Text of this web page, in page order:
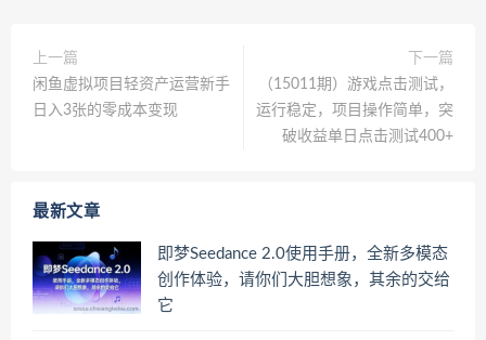
上一篇
闲鱼虚拟项目轻资产运营新手
日入3张的零成本变现
下一篇
（15011期）游戏点击测试，
运行稳定，项目操作简单，突
破收益单日点击测试400+
最新文章
即梦Seedance 2.0使用手册，全新多模态
创作体验，请你们大胆想象，其余的交给
它